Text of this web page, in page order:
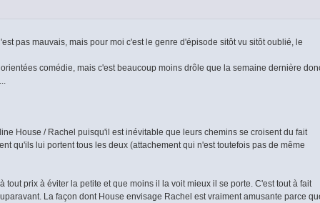
pas mauvais, mais pour moi c'est le genre d'épisode sitôt vu sitôt oublié, le
comédie, mais c'est beaucoup moins drôle que la semaine dernière
House / Rachel puisqu'il est inévitable que leurs chemins se croisent du fait
qu'ils lui portent tous les deux (attachement qui n'est toutefois pas de même
tout prix à éviter la petite et que moins il la voit mieux il se porte. C'est tout à fait
La façon dont House envisage Rachel est vraiment amusante parce